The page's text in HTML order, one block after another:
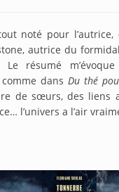
noté pour
autrice du
Le résumé
dans Du thé
de sœurs, des liens
l’univers a l’air